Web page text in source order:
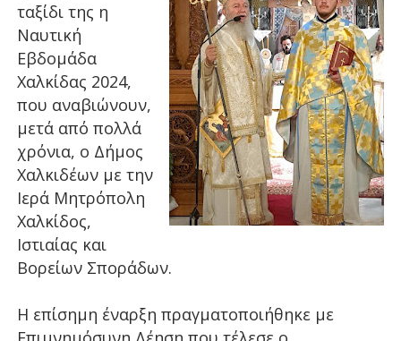
ταξίδι της η
Ναυτική
Εβδομάδα
Χαλκίδας 2024,
που αναβιώνουν,
μετά από πολλά
χρόνια, ο Δήμος
Χαλκιδέων με την
Ιερά Μητρόπολη
Χαλκίδος,
Ιστιαίας και
Βορείων Σποράδων.
Η επίσημη έναρξη πραγματοποιήθηκε με